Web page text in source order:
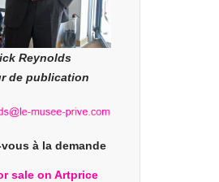
Reynolds
de publication
à la demande
sale on Artprice